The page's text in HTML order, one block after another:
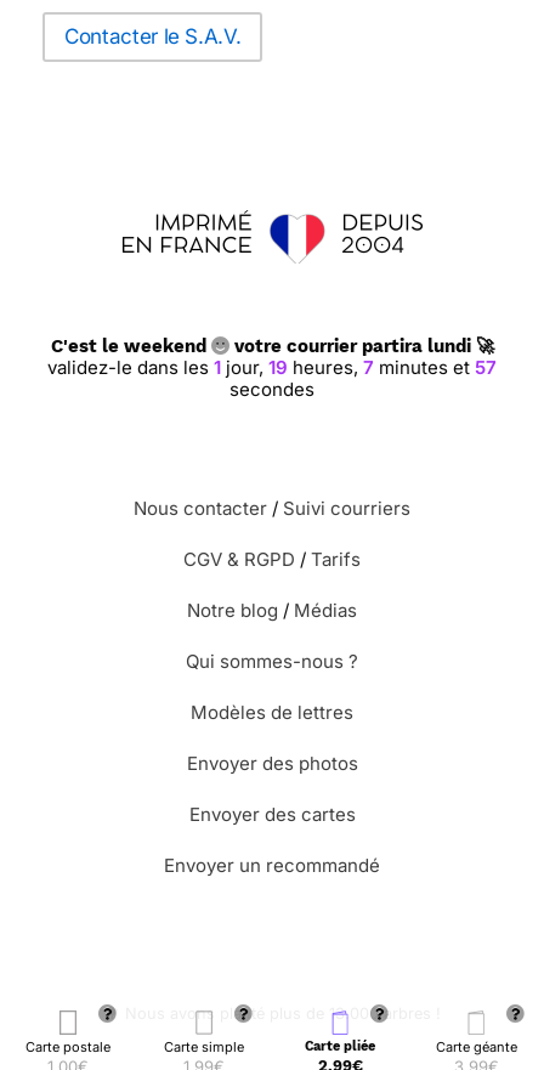
Carte postale Carte simple Carte pliée
2,99€
Carte géante
Contacter le S.A.V.
C'est le weekend votre courrier partira lundi 🚀
validez-le dans les 1jour, 19 heures, 7 minutes et 56
secondes
Nous contacter / Suivi courriers
CGV & RGPD / Tarifs
Notre blog / Médias
Qui sommes-nous ?
Modèles de lettres
Envoyer des photos
Envoyer des cartes
Envoyer un recommandé
🌳 Nous avons planté plus de 13.000 arbres !